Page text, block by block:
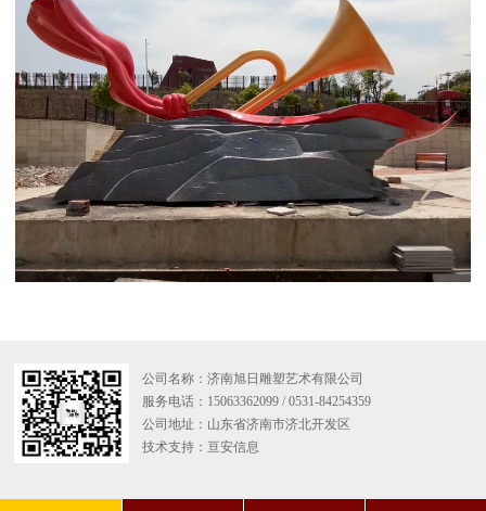
公司名称：济南旭日雕塑艺术有限公司
服务电话：15063362099 / 0531-84254359
公司地址：山东省济南市济北开发区
技术支持： 亘安信息